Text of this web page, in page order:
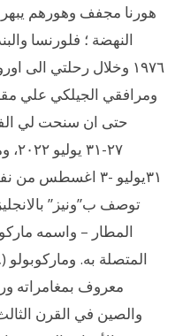
هورنا مجفف وهورهم يبهر
النهضة ؛ فلورنسا
١٩٧٦ وخلال رحلتي الى
ومرافقي الجيلكي علي
حتى ان سنحت لي
٢٧-
٣١يوليو -٣ اغسطس
توصف ب”ونيز”
المطار – واسمه
معروف بمغامراته
والصين في القرن